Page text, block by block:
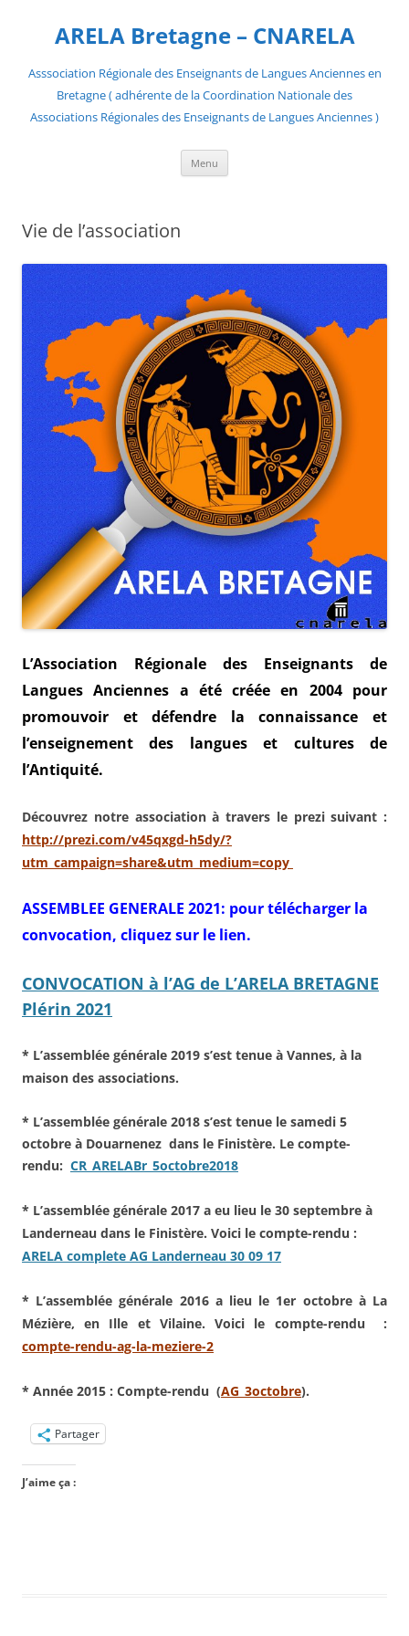
contenuARELA Bretagne – CNARELA
Asssociation Régionale des Enseignants de Langues Anciennes en
Bretagne ( adhérente de la Coordination Nationale des
Associations Régionales des Enseignants de Langues Anciennes )
Menu
Vie de l’association
L’Association Régionale des Enseignants de
Langues Anciennes a été créée en 2004 pour
promouvoir et défendre la connaissance et
l’enseignement des langues et cultures de
l’Antiquité.
Découvrez notre association à travers le prezi suivant :
http://prezi.com/v45qxgd-h5dy/?
utm_campaign=share&utm_medium=copy
ASSEMBLEE GENERALE 2021: pour télécharger la
convocation, cliquez sur le lien.
CONVOCATION à l’AG de L’ARELA BRETAGNE
Plérin 2021
* L’assemblée générale 2019 s’est tenue à Vannes, à la
maison des associations.
* L’assemblée générale 2018 s’est tenue le samedi 5
octobre à Douarnenez dans le Finistère. Le compte-
rendu: CR_ARELABr_5octobre2018
* L’assemblée générale 2017 a eu lieu le 30 septembre à
Landerneau dans le Finistère. Voici le compte-rendu :
ARELA complete AG Landerneau 30 09 17
* L’assemblée générale 2016 a lieu le 1er octobre à La
Mézière, en Ille et Vilaine. Voici le compte-rendu :
compte-rendu-ag-la-meziere-2
* Année 2015 : Compte-rendu (AG_3octobre).
Partager
J’aime ça :